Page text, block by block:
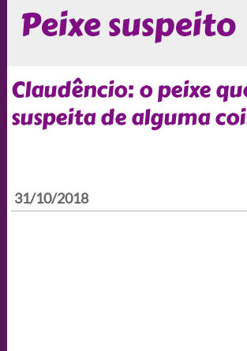
Peixe suspeito
Claudêncio: o peixe
suspeita de alguma
31/10/2018